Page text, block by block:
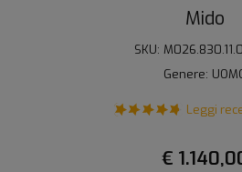
Mido
SKU:
Genere:
Leggi
€